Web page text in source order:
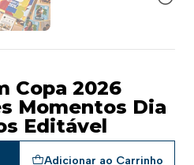
Copa 2026
Momentos Dia
Editável
Adicionar ao Carrinho